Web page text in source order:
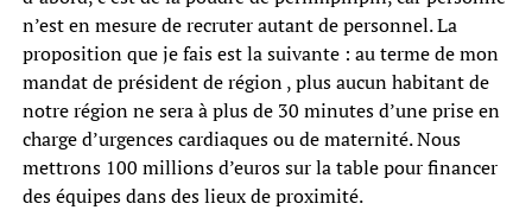
n’est en mesure de recruter autant de personnel. La
proposition que je fais est la suivante : au terme de mon
mandat de président de région , plus aucun habitant de
notre région ne sera à plus de 30 minutes d’une prise en
charge d’urgences cardiaques ou de maternité. Nous
mettrons 100 millions d’euros sur la table pour financer
des équipes dans des lieux de proximité.